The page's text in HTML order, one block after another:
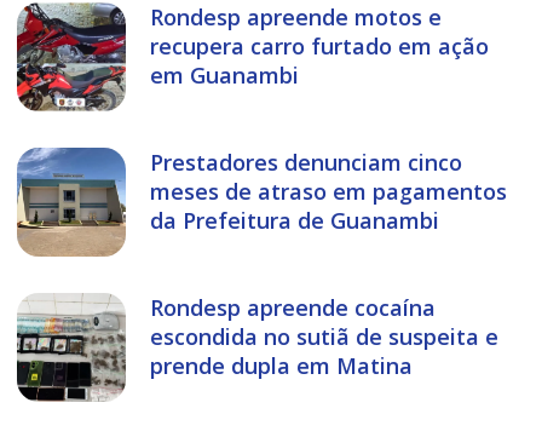
Rondesp apreende motos e
recupera carro furtado em ação
em Guanambi
Prestadores denunciam cinco
meses de atraso em pagamentos
da Prefeitura de Guanambi
Rondesp apreende cocaína
escondida no sutiã de suspeita e
prende dupla em Matina